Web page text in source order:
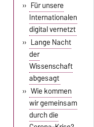
» Für unsere
Internationalen
digital vernetzt
» Lange Nacht
der
Wissenschaft
abgesagt
» Wie kommen
wir gemeinsam
durch die